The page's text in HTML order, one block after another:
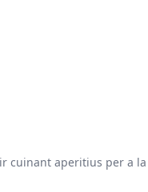
cuinant aperitius per a